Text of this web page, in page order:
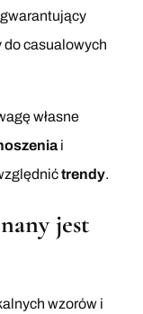
do casualowych
własne
i
trendy.
jest
wzorów i